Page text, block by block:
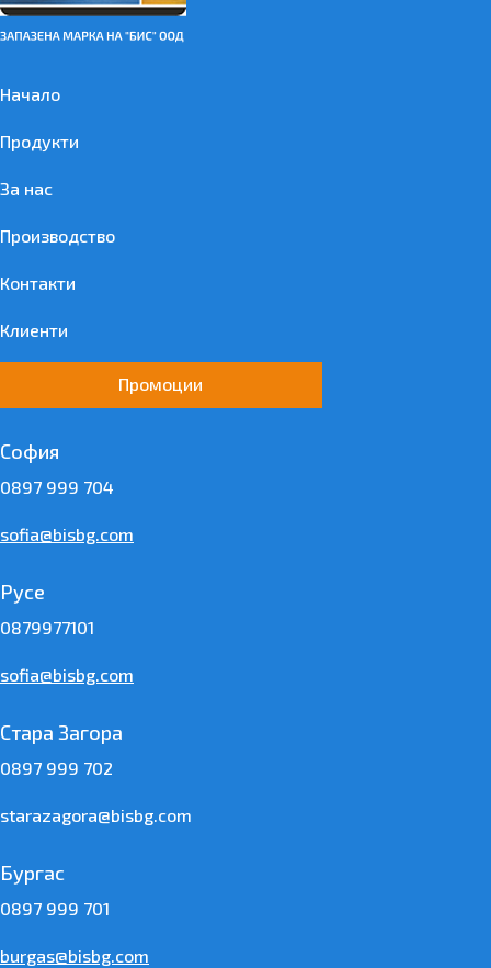
Начало
Продукти
За нас
Производство
Контакти
Клиенти
Промоции
София
0897 999 704
sofia@bisbg.com
Русе
0879977101
sofia@bisbg.com
Стара Загора
0897 999 702
starazagora@bisbg.com
Бургас
0897 999 701
burgas@bisbg.com